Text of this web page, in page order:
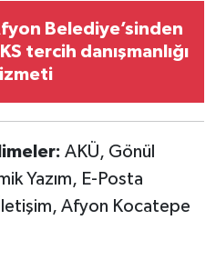
Belediye’sinden
tercih danışmanlığı
AKÜ, Gönül
Yazım, E-Posta
İletişim, Afyon Kocatepe